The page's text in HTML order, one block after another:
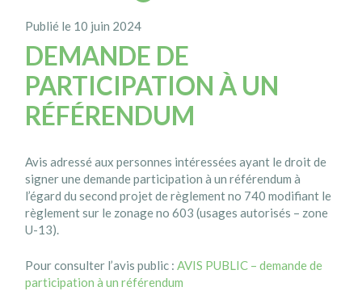
Publié le 10 juin 2024
DEMANDE DE
PARTICIPATION À UN
RÉFÉRENDUM
Avis adressé aux personnes intéressées ayant le droit de
signer une demande participation à un référendum à
l’égard du second projet de règlement no 740 modifiant le
règlement sur le zonage no 603 (usages autorisés – zone
U-13).
Pour consulter l’avis public :AVIS PUBLIC – demande de
participation à un référendum